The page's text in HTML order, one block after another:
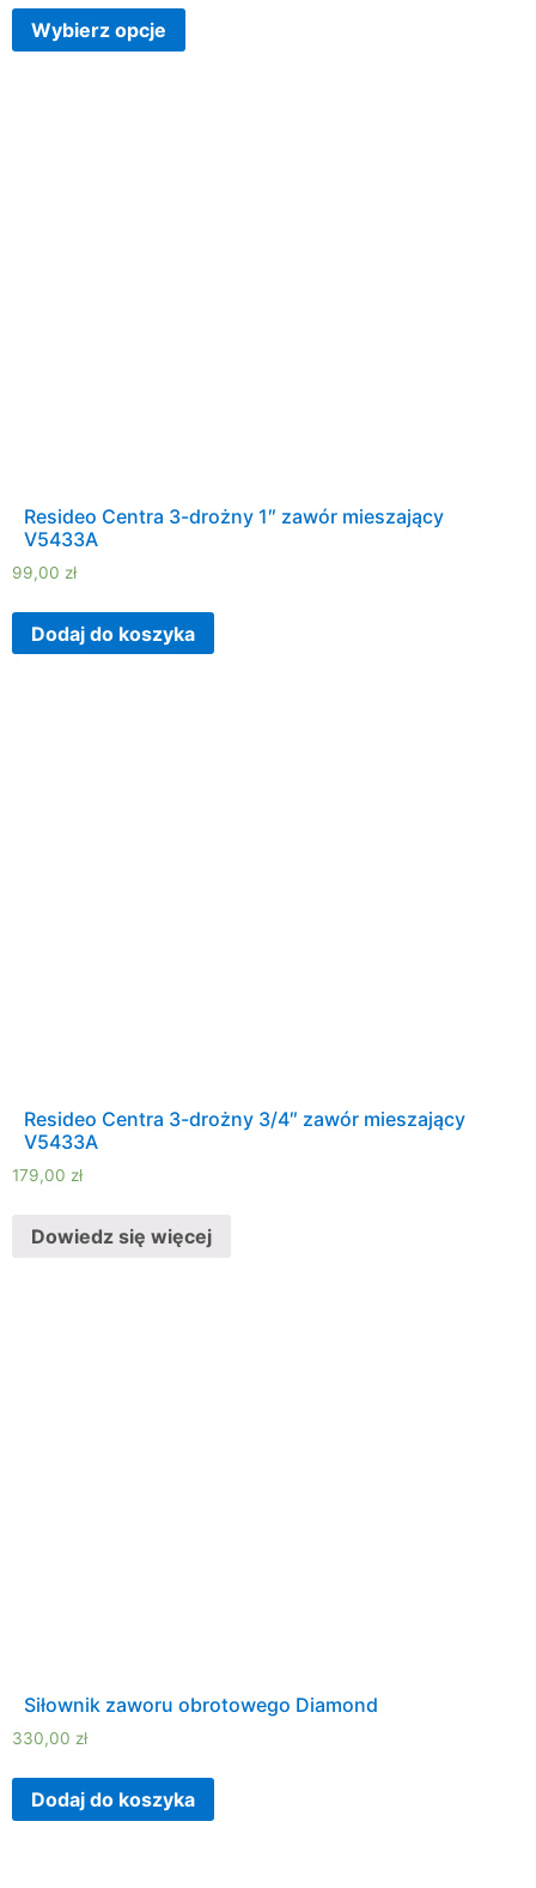
Wybierz opcje
Resideo Centra 3-drożny 1″ zawór mieszający
V5433A
99,00 zł
Dodaj do koszyka
Resideo Centra 3-drożny 3/4″ zawór mieszający
V5433A
179,00 zł
Dowiedz się więcej
Siłownik zaworu obrotowego Diamond
330,00 zł
Dodaj do koszyka